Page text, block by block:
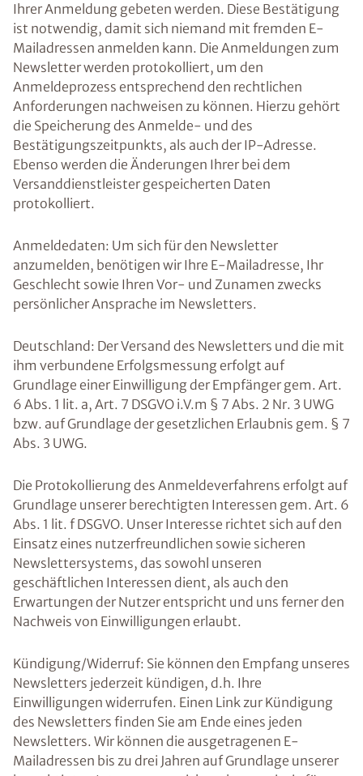
Ihrer Anmeldung gebeten werden. Diese Bestätigung
ist notwendig, damit sich niemand mit fremden E-
Mailadressen anmelden kann. Die Anmeldungen zum
Newsletter werden protokolliert, um den
Anmeldeprozess entsprechend den rechtlichen
Anforderungen nachweisen zu können. Hierzu gehört
die Speicherung des Anmelde- und des
Bestätigungszeitpunkts, als auch der IP-Adresse.
Ebenso werden die Änderungen Ihrer bei dem
Versanddienstleister gespeicherten Daten
protokolliert.
Anmeldedaten: Um sich für den Newsletter
anzumelden, benötigen wir Ihre E-Mailadresse, Ihr
Geschlecht sowie Ihren Vor- und Zunamen zwecks
persönlicher Ansprache im Newsletters.
Deutschland: Der Versand des Newsletters und die mit
ihm verbundene Erfolgsmessung erfolgt auf
Grundlage einer Einwilligung der Empfänger gem. Art.
6 Abs. 1 lit. a, Art. 7 DSGVO i.V.m § 7 Abs. 2 Nr. 3 UWG
bzw. auf Grundlage der gesetzlichen Erlaubnis gem. § 7
Abs. 3 UWG.
Die Protokollierung des Anmeldeverfahrens erfolgt auf
Grundlage unserer berechtigten Interessen gem. Art. 6
Abs. 1 lit. f DSGVO. Unser Interesse richtet sich auf den
Einsatz eines nutzerfreundlichen sowie sicheren
Newslettersystems, das sowohl unseren
geschäftlichen Interessen dient, als auch den
Erwartungen der Nutzer entspricht und uns ferner den
Nachweis von Einwilligungen erlaubt.
Kündigung/Widerruf: Sie können den Empfang unseres
Newsletters jederzeit kündigen, d.h. Ihre
Einwilligungen widerrufen. Einen Link zur Kündigung
des Newsletters finden Sie am Ende eines jeden
Newsletters. Wir können die ausgetragenen E-
Mailadressen bis zu drei Jahren auf Grundlage unserer